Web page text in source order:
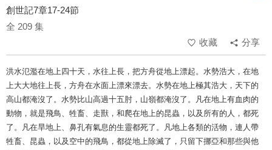
創世記7章17-24節
全 209 集
收藏
分享
洪水氾濫在地上四十天，水往上長，把方舟從地上漂起。水勢浩大，在地
上大大地往上長，方舟在水面上漂來漂去。水勢在地上極其浩大，天下的
高山都淹沒了。水勢比山高過十五肘，山嶺都淹沒了。凡在地上有血肉的
動物，就是飛鳥、牲畜、走獸，和爬在地上的昆蟲，以及所有的人，都死
了。凡在旱地上、鼻孔有氣息的生靈都死了。凡地上各類的活物，連人帶
牲畜、昆蟲，以及空中的飛鳥，都從地上除滅了，只留下挪亞和那些與他